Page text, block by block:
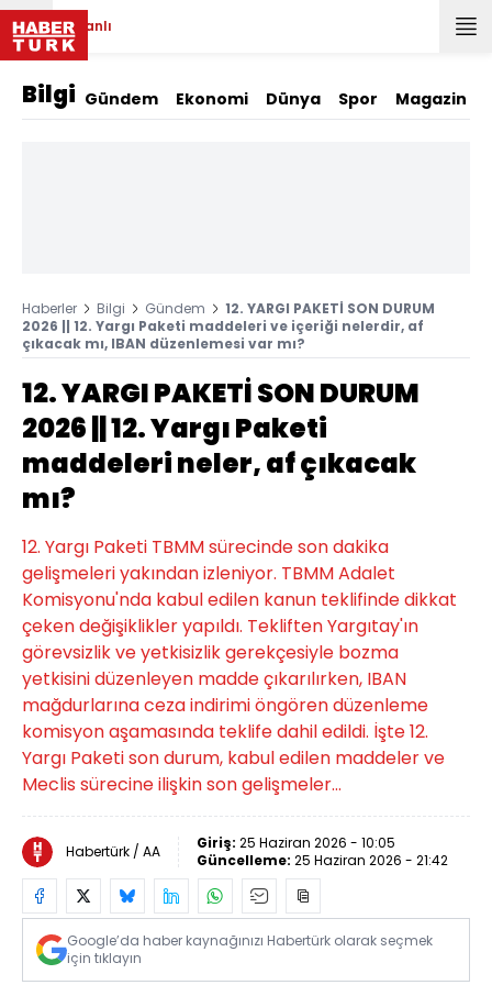
Canlı
Bilgi Gündem Ekonomi Dünya Spor Magazin
Haberler Bilgi Gündem
12. YARGI PAKETİ SON DURUM
2026 || 12. Yargı Paketi maddeleri ve içeriği nelerdir, af
çıkacak mı, IBAN düzenlemesi var mı?
12. YARGI PAKETİ SON DURUM
2026 || 12. Yargı Paketi
maddeleri neler, af çıkacak
mı?
12. Yargı Paketi TBMM sürecinde son dakika
gelişmeleri yakından izleniyor. TBMM Adalet
Komisyonu'nda kabul edilen kanun teklifinde dikkat
çeken değişiklikler yapıldı. Tekliften Yargıtay'ın
görevsizlik ve yetkisizlik gerekçesiyle bozma
yetkisini düzenleyen madde çıkarılırken, IBAN
mağdurlarına ceza indirimi öngören düzenleme
komisyon aşamasında teklife dahil edildi. İşte 12.
Yargı Paketi son durum, kabul edilen maddeler ve
Meclis sürecine ilişkin son gelişmeler...
Habertürk / AA Giriş: 25 Haziran 2026 - 10:05
Güncelleme: 25 Haziran 2026 - 21:42
Google’da haber kaynağınızı Habertürk olarak seçmek
için tıklayın